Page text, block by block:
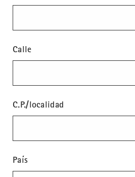
Calle
C.P./localidad
País